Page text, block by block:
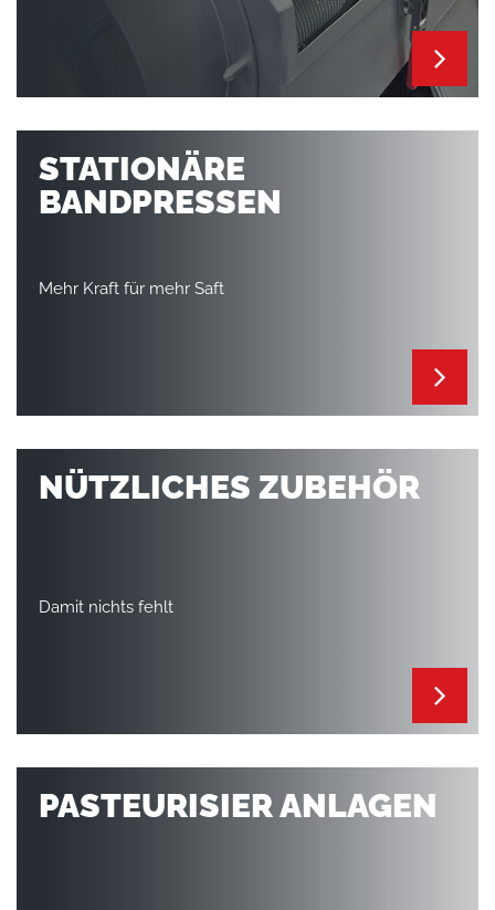
STATIONÄRE
BANDPRESSEN
Mehr Kraft für mehr Saft
NÜTZLICHES ZUBEHÖR
Damit nichts fehlt
PASTEURISIER ANLAGEN